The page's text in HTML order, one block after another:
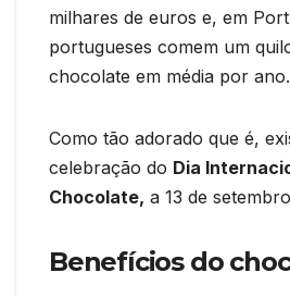
milhares de euros e, em
portugueses comem um
chocolate em média por ano.
Como tão adorado que é,
celebração do Dia
Chocolate, a 13 de
Benefícios do